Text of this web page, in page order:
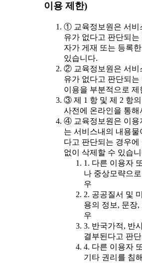
이용 제한)
① 교육정보원은 서비
유가 없다고 판단되
자가 게재 또는 등록
있습니다.
② 교육정보원은 서비
유가 없다고 판단되
이용을 부분적으로
③ 제 1 항 및 제 2 항
사전에 온라인을 통해
④ 교육정보원은 이용
는 서비스내의 내용
다고 판단되는 경우에
없이 삭제할 수 있습
1. 다른 이용자
나 중상모략으
우
2. 공공질서 및
용의 정보, 문장
우
3. 반국가적, 반
결부된다고 판
4. 다른 이용자
기타 권리를 침